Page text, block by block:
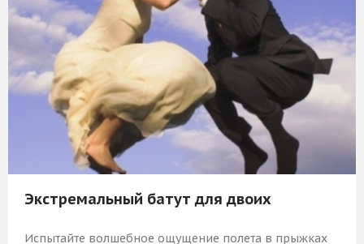
1 159 Р
Экстремальный батут для двоих
Испытайте волшебное ощущение полета в прыжках